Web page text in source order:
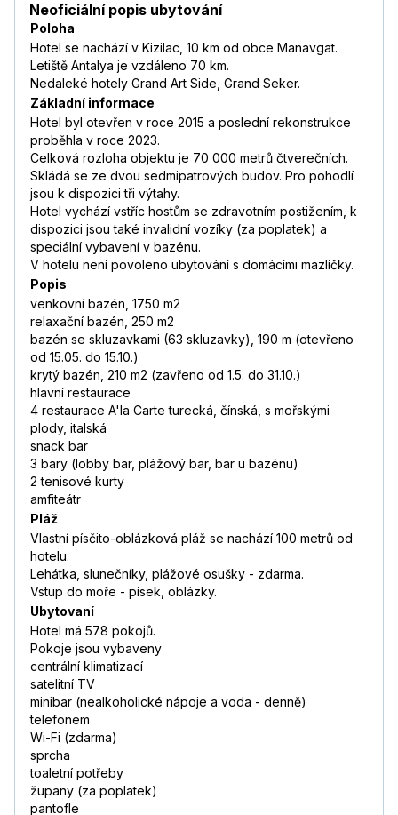
Neoficiální popis ubytování
Poloha
Hotel se nachází v Kizilac, 10 km od obce Manavgat.
Letiště Antalya je vzdáleno 70 km.
Nedaleké hotely Grand Art Side, Grand Seker.
Základní informace
Hotel byl otevřen v roce 2015 a poslední rekonstrukce
proběhla v roce 2023.
Celková rozloha objektu je 70 000 metrů čtverečních.
Skládá se ze dvou sedmipatrových budov. Pro pohodlí
jsou k dispozici tři výtahy.
Hotel vychází vstříc hostům se zdravotním postižením, k
dispozici jsou také invalidní vozíky (za poplatek) a
speciální vybavení v bazénu.
V hotelu není povoleno ubytování s domácími mazlíčky.
Popis
venkovní bazén, 1750 m2
relaxační bazén, 250 m2
bazén se skluzavkami (63 skluzavky), 190 m (otevřeno
od 15.05. do 15.10.)
krytý bazén, 210 m2 (zavřeno od 1.5. do 31.10.)
hlavní restaurace
4 restaurace A'la Carte turecká, čínská, s mořskými
plody, italská
snack bar
3 bary (lobby bar, plážový bar, bar u bazénu)
2 tenisové kurty
amfiteátr
Pláž
Vlastní písčito-oblázková pláž se nachází 100 metrů od
hotelu.
Lehátka, slunečníky, plážové osušky - zdarma.
Vstup do moře - písek, oblázky.
Ubytovaní
Hotel má 578 pokojů.
Pokoje jsou vybaveny
centrální klimatizací
satelitní TV
minibar (nealkoholické nápoje a voda - denně)
telefonem
Wi-Fi (zdarma)
sprcha
toaletní potřeby
župany (za poplatek)
pantofle